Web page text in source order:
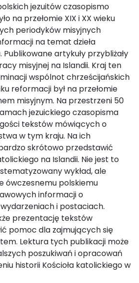
jezuitów czasopismo
na przełomie XIX i XX wieku
periodyków misyjnych
na temat dzieła
Publikowane artykuły przybliżały
misyjnej na Islandii. Kraj ten
wspólnot chrześcijańskich
reformacji był na przełomie
misyjnym. Na przestrzeni 50
jezuickiego czasopisma
tekstów mówiących o
w tym kraju. Na ich
skrótowo przedstawić
na Islandii. Nie jest to
wykład, ale
ówczesnemu polskiemu
informacji o
i postaciach.
prezentację tekstów
pomoc dla zajmujących się
Lektura tych publikacji może
poszukiwań i opracowań
historii Kościoła katolickiego w